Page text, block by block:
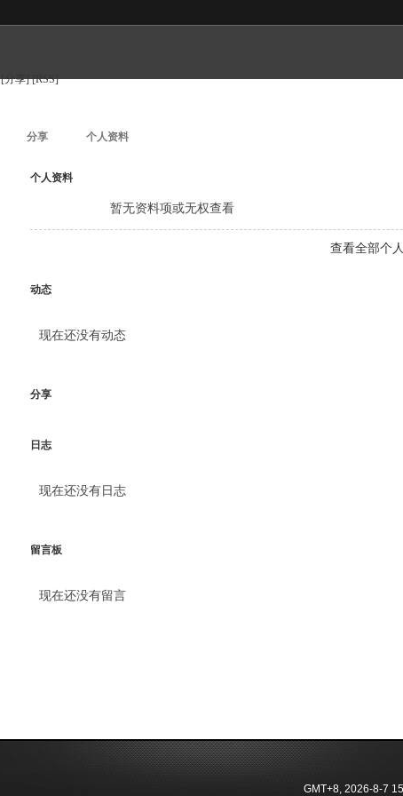
[分享] [RSS]
分享 个人资料
个人资料
暂无资料项或无权查看
查看全部个
动态
现在还没有动态
分享
日志
现在还没有日志
留言板
现在还没有留言
GMT+8, 2026-8-7